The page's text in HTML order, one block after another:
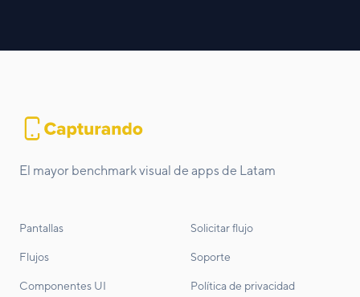
El mayor benchmark visual de apps de Latam
Pantallas
Flujos
Componentes UI
Solicitar flujo
Soporte
Política de privacidad